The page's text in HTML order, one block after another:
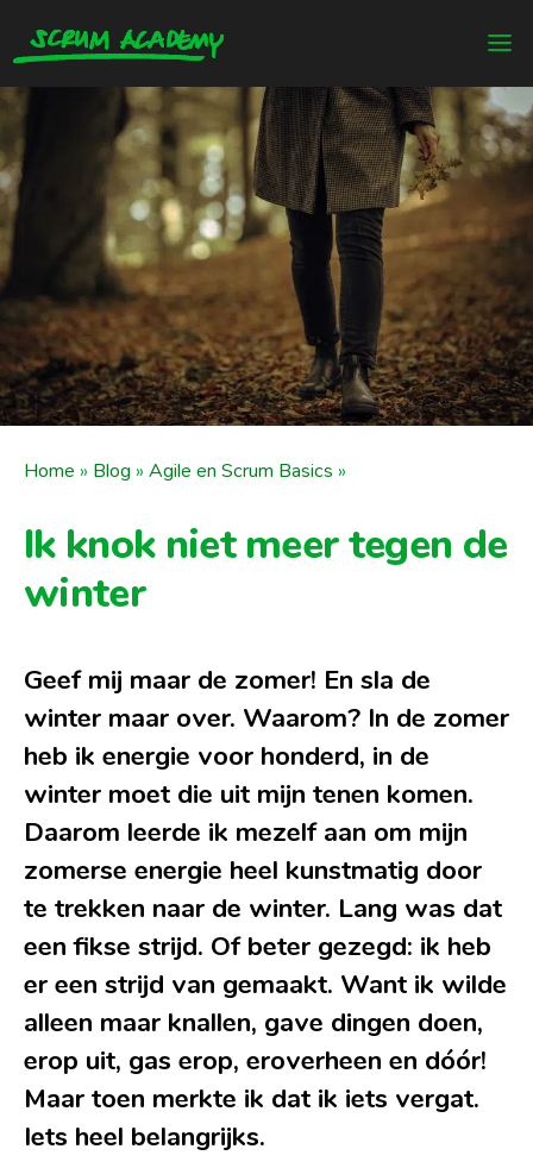
Home » Blog » Agile en Scrum Basics »
Ik knok niet meer tegen de
winter
Geef mij maar de zomer! En sla de
winter maar over. Waarom? In de zomer
heb ik energie voor honderd, in de
winter moet die uit mijn tenen komen.
Daarom leerde ik mezelf aan om mijn
zomerse energie heel kunstmatig door
te trekken naar de winter. Lang was dat
een fikse strijd. Of beter gezegd: ik heb
er een strijd van gemaakt. Want ik wilde
alleen maar knallen, gave dingen doen,
erop uit, gas erop, eroverheen en dóór!
Maar toen merkte ik dat ik iets vergat.
Iets heel belangrijks.